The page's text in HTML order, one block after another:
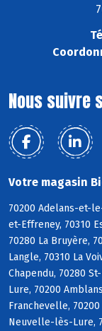
Nous suivre
Votre magasin
70200 Adelans-et-
et-Effreney, 70310
70280 La Bruyère,
Langle, 70310 La
Chapendu, 70280
Lure, 70200
Franchevelle,
Neuvelle-lès-Lure,